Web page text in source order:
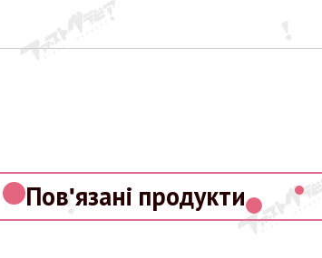
Пов'язані продукти